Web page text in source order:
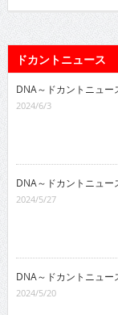
ドカントニュース
DNA～ドカントニュ
2024/6/3
DNA～ドカントニュ
2024/5/27
DNA～ドカントニュ
2024/5/20